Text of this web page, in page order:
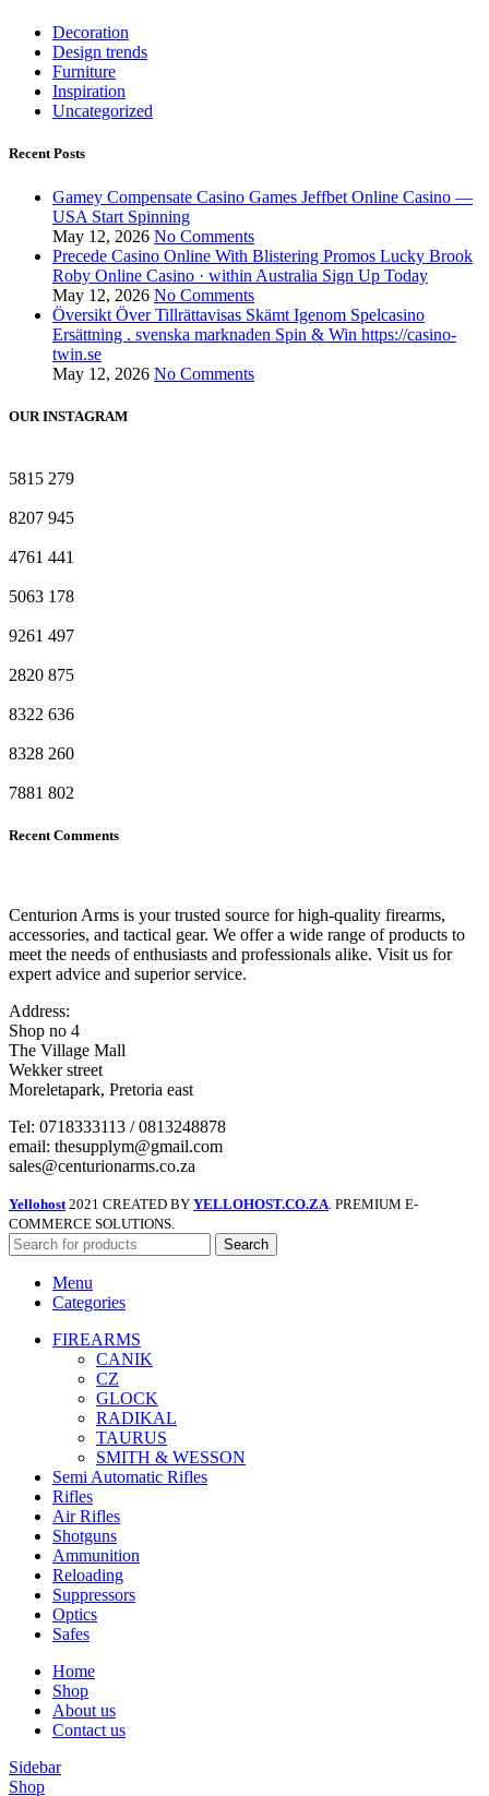
Decoration
Design trends
Furniture
Inspiration
Uncategorized
Recent Posts
Gamey Compensate Casino Games Jeffbet Online Casino —
USA Start Spinning
May 12, 2026 No Comments
Precede Casino Online With Blistering Promos Lucky Brook
Roby Online Casino · within Australia Sign Up Today
May 12, 2026 No Comments
Översikt Över Tillrättavisas Skämt Igenom Spelcasino
Ersättning . svenska marknaden Spin & Win https://casino-
twin.se
May 12, 2026 No Comments
OUR INSTAGRAM
5815 279
8207 945
4761 441
5063 178
9261 497
2820 875
8322 636
8328 260
7881 802
Recent Comments
Centurion Arms is your trusted source for high-quality firearms,
accessories, and tactical gear. We offer a wide range of products to
meet the needs of enthusiasts and professionals alike. Visit us for
expert advice and superior service.
Address:
Shop no 4
The Village Mall
Wekker street
Moreletapark, Pretoria east
Tel: 0718333113 / 0813248878
email: thesupplym@gmail.com
sales@centurionarms.co.za
Yellohost 2021 CREATED BY YELLOHOST.CO.ZA. PREMIUM E-
COMMERCE SOLUTIONS.
Search
Menu
Categories
FIREARMS
CANIK
CZ
GLOCK
RADIKAL
TAURUS
SMITH & WESSON
Semi Automatic Rifles
Rifles
Air Rifles
Shotguns
Ammunition
Reloading
Suppressors
Optics
Safes
Home
Shop
About us
Contact us
Sidebar
Shop